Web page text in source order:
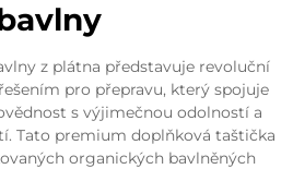
z plátna představuje revoluční
pro přepravu, který spojuje
s výjimečnou odolností a
Tato premium doplňková taštička
organických bavlněných